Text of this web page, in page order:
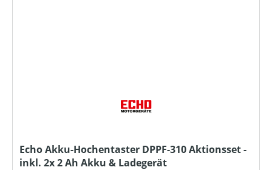
Echo Akku-Hochentaster DPPF-310 Aktionsset -
inkl. 2x 2 Ah Akku & Ladegerät